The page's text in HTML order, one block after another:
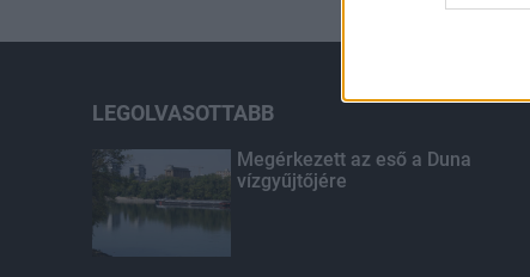
I want
I
LEGOLVASOTTABB
Megérkezett az eső a Duna
vízgyűjtőjére